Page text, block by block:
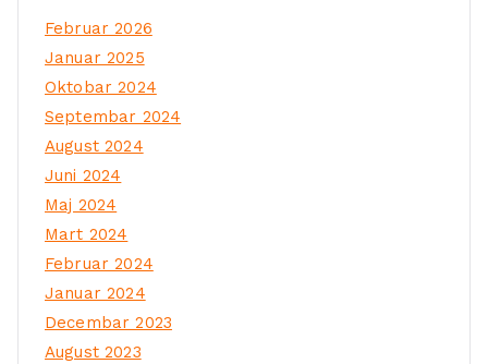
Februar 2026
Januar 2025
Oktobar 2024
Septembar 2024
August 2024
Juni 2024
Maj 2024
Mart 2024
Februar 2024
Januar 2024
Decembar 2023
August 2023